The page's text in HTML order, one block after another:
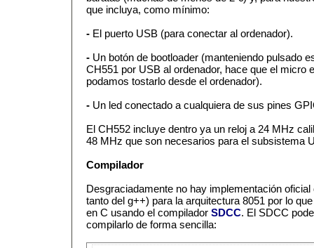
que incluya, como mínimo:
- El puerto USB (para conectar al ordenador).
- Un botón de bootloader (manteniendo pulsado
CH551 por USB al ordenador, hace que el micro
podamos tostarlo desde el ordenador).
- Un led conectado a cualquiera de sus pines
El CH552 incluye dentro ya un reloj a 24 MHz
48 MHz que son necesarios para el subsistema
Compilador
Desgraciadamente no hay implementación
tanto del g++) para la arquitectura 8051 por lo
en C usando el compilador SDCC. El SDCC
compilarlo de forma sencilla: